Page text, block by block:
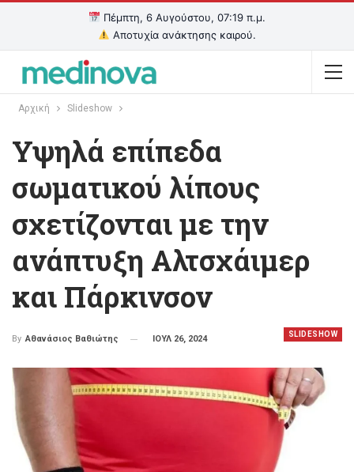
Πέμπτη, 6 Αυγούστου, 07:19 π.μ.
Αποτυχία ανάκτησης καιρού.
Αρχική Slideshow
Υψηλά επίπεδα
σωματικού λίπους
σχετίζονται με την
ανάπτυξη Αλτσχάιμερ
και Πάρκινσον
SLIDESHOW
By Αθανάσιος Βαθιώτης ΙΟΥΛ 26, 2024